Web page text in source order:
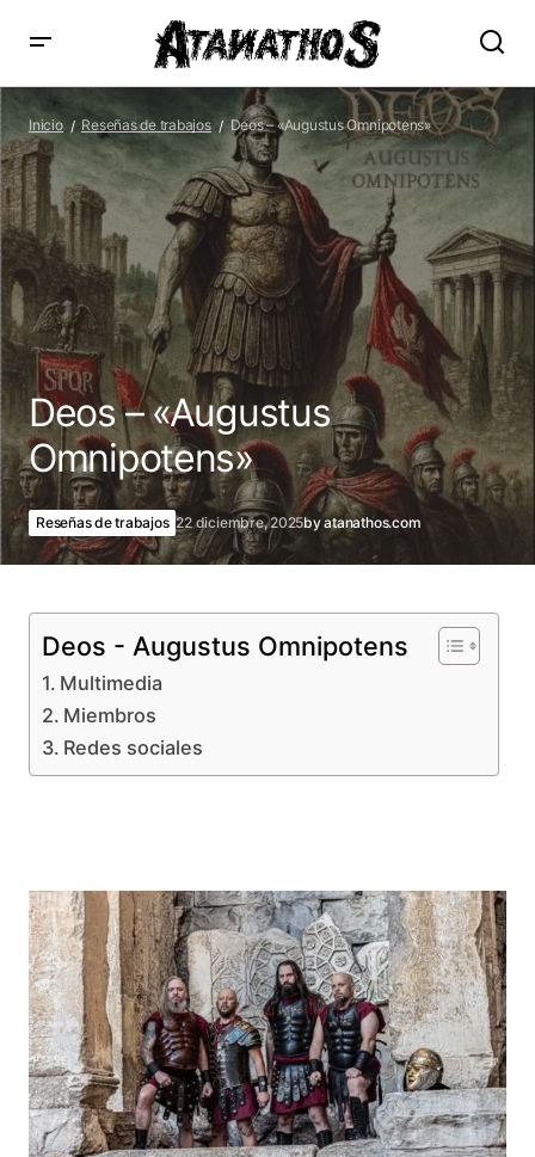
Deos – «Augustus Omnipotens»
Inicio Reseñas de trabajos Deos – «Augustus Omnipotens»
Deos – «Augustus
Omnipotens»
Reseñas de trabajos 22 diciembre, 2025byatanathos.com
Deos - Augustus Omnipotens
Multimedia
Miembros
Redes sociales